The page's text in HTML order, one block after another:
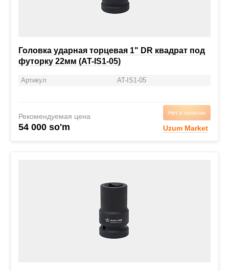
Головка ударная торцевая 1" DR квадрат под
футорку 22мм (AT-IS1-05)
Артикул AT-IS1-05
Рекомендуемая цена
54 000 so'm
Нет в наличии
Uzum Market